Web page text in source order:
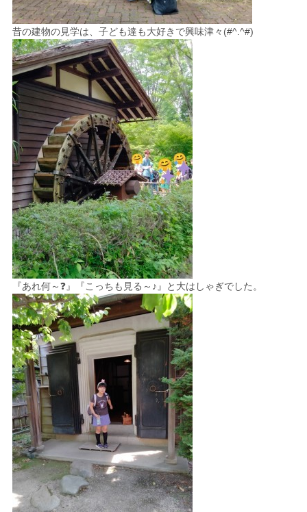
昔の建物の見学は、子ども達も大好きで興味津々(#^.^#)
『あれ何～❓』『こっちも見る～♪』と大はしゃぎでした。